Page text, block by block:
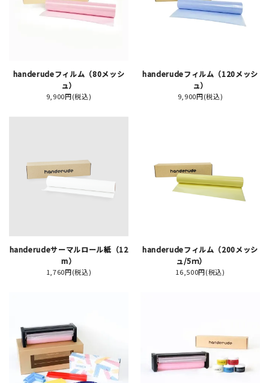
台湾グッズ
おすすめ特集
イベント・ワークショップ
ログイン
マイアカウント
handerudeフィルム（80メッシ
ュ）
9,900円(税込)
handerudeフィルム（120メッシ
ュ）
9,900円(税込)
handerudeサーマルロール紙（12
m）
1,760円(税込)
handerudeフィルム（200メッシ
ュ/5ｍ）
16,500円(税込)